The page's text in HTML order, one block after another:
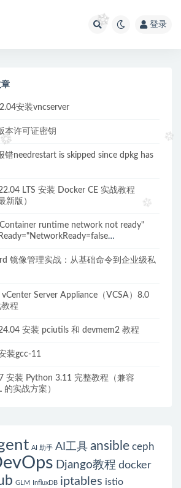
登录
安装vncserver
本许可证密钥
错needrestart is skipped since dpkg has
LTS 安装 Docker CE 实战教程
新版）
runtime network not ready"
镜像管理实战：从基础命令到企业级私
Server Appliance（VCSA）8.0
程
安装 pciutils 和 devmem2 教程
装gcc-11
安装 Python 3.11 完整教程（兼容
的实战方案）
AI 助手 AI工具 ansible ceph
Django教程 docker
GLM InfluxDB iptables istio